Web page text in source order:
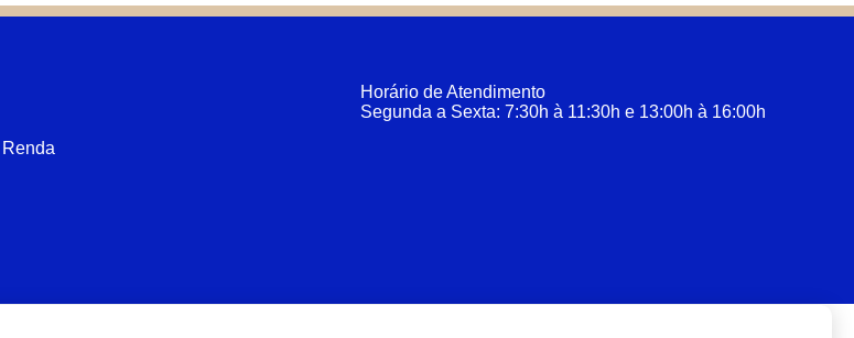
Horário de Atendimento
Segunda a Sexta: 7:30h à 11:30h e 13:00h à 16:00h